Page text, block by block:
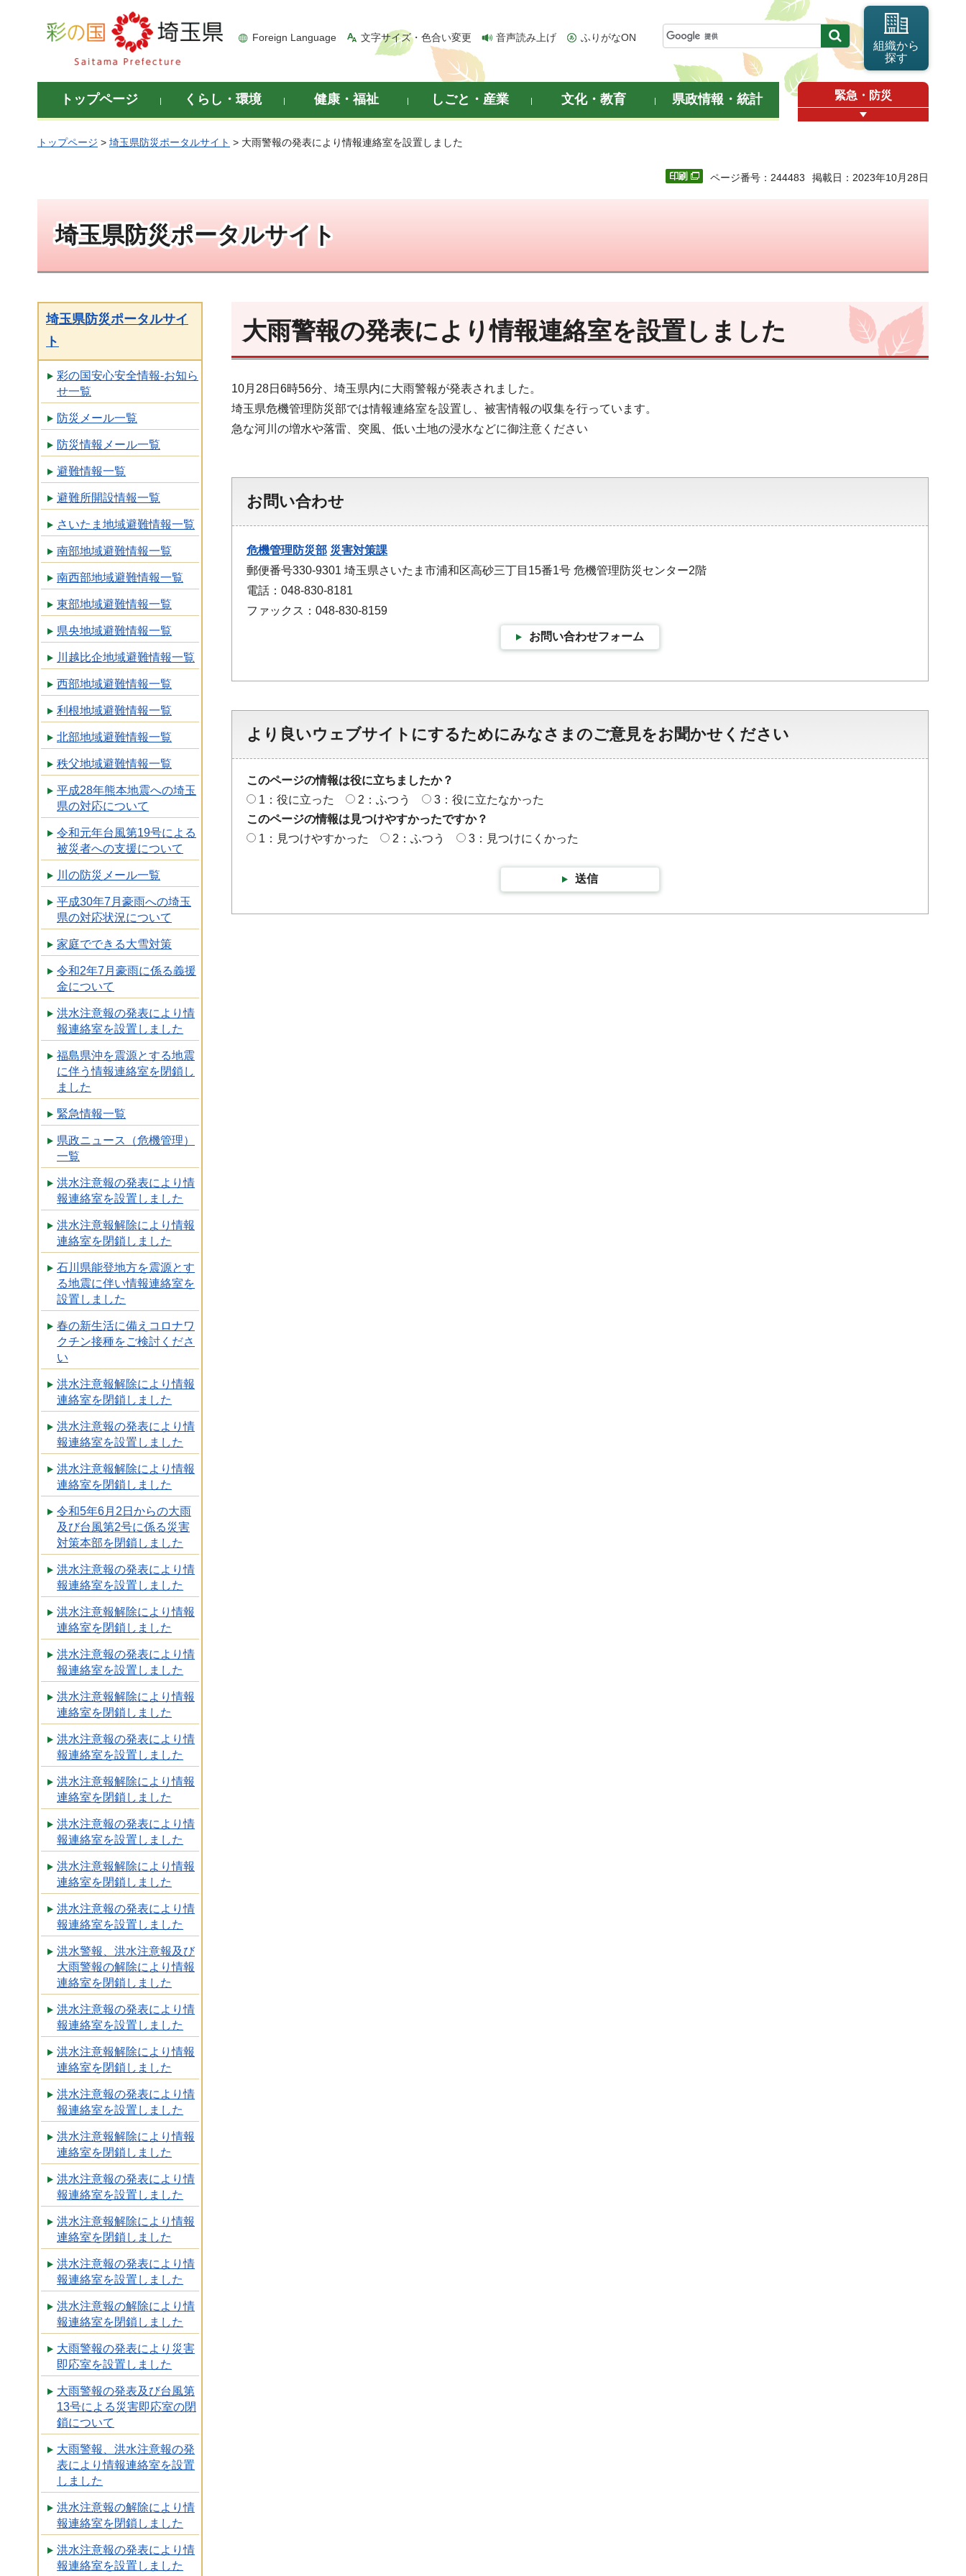
彩の国 埼玉県
Foreign Language 文字サイズ・色合い変更 音声読み上げ ふりがなON
組織から
探す
トップページ くらし・環境 健康・福祉 しごと・産業 文化・教育 県政情報・統計 緊急・防災
トップページ > 埼玉県防災ポータルサイト > 大雨警報の発表により情報連絡室を設置しました
ページ番号：244483 掲載日：2023年10月28日
埼玉県防災ポータルサイト
埼玉県防災ポータルサイ
ト
彩の国安心安全情報-お知ら
せ一覧
防災メール一覧
防災情報メール一覧
避難情報一覧
避難所開設情報一覧
さいたま地域避難情報一覧
南部地域避難情報一覧
南西部地域避難情報一覧
東部地域避難情報一覧
県央地域避難情報一覧
川越比企地域避難情報一覧
西部地域避難情報一覧
利根地域避難情報一覧
北部地域避難情報一覧
秩父地域避難情報一覧
平成28年熊本地震への埼玉
県の対応について
令和元年台風第19号による
被災者への支援について
川の防災メール一覧
平成30年7月豪雨への埼玉
県の対応状況について
家庭でできる大雪対策
令和2年7月豪雨に係る義援
金について
洪水注意報の発表により情
報連絡室を設置しました
福島県沖を震源とする地震
に伴う情報連絡室を閉鎖し
ました
緊急情報一覧
県政ニュース（危機管理）
一覧
洪水注意報の発表により情
報連絡室を設置しました
洪水注意報解除により情報
連絡室を閉鎖しました
石川県能登地方を震源とす
る地震に伴い情報連絡室を
設置しました
春の新生活に備えコロナワ
クチン接種をご検討くださ
い
洪水注意報解除により情報
連絡室を閉鎖しました
洪水注意報の発表により情
報連絡室を設置しました
洪水注意報解除により情報
連絡室を閉鎖しました
令和5年6月2日からの大雨
及び台風第2号に係る災害
対策本部を閉鎖しました
洪水注意報の発表により情
報連絡室を設置しました
洪水注意報解除により情報
連絡室を閉鎖しました
洪水注意報の発表により情
報連絡室を設置しました
洪水注意報解除により情報
連絡室を閉鎖しました
洪水注意報の発表により情
報連絡室を設置しました
洪水注意報解除により情報
連絡室を閉鎖しました
洪水注意報の発表により情
報連絡室を設置しました
洪水注意報解除により情報
連絡室を閉鎖しました
洪水注意報の発表により情
報連絡室を設置しました
洪水警報、洪水注意報及び
大雨警報の解除により情報
連絡室を閉鎖しました
洪水注意報の発表により情
報連絡室を設置しました
洪水注意報解除により情報
連絡室を閉鎖しました
洪水注意報の発表により情
報連絡室を設置しました
洪水注意報解除により情報
連絡室を閉鎖しました
洪水注意報の発表により情
報連絡室を設置しました
洪水注意報解除により情報
連絡室を閉鎖しました
洪水注意報の発表により情
報連絡室を設置しました
洪水注意報の解除により情
報連絡室を閉鎖しました
大雨警報の発表により災害
即応室を設置しました
大雨警報の発表及び台風第
13号による災害即応室の閉
鎖について
大雨警報、洪水注意報の発
表により情報連絡室を設置
しました
洪水注意報の解除により情
報連絡室を閉鎖しました
洪水注意報の発表により情
報連絡室を設置しました
大雨警報の発表により情報連絡室を設置しました
10月28日6時56分、埼玉県内に大雨警報が発表されました。
埼玉県危機管理防災部では情報連絡室を設置し、被害情報の収集を行っています。
急な河川の増水や落雷、突風、低い土地の浸水などに御注意ください
お問い合わせ
危機管理防災部 災害対策課
郵便番号330-9301 埼玉県さいたま市浦和区高砂三丁目15番1号 危機管理防災センター2階
電話：048-830-8181
ファックス：048-830-8159
お問い合わせフォーム
より良いウェブサイトにするためにみなさまのご意見をお聞かせください
このページの情報は役に立ちましたか？
1：役に立った
2：ふつう
3：役に立たなかった
このページの情報は見つけやすかったですか？
1：見つけやすかった
2：ふつう 3：見つけにくかった
送信